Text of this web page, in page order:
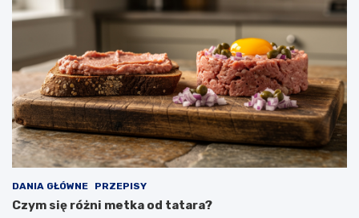
DANIA GŁÓWNE PRZEPISY
Czym się różni metka od tatara?